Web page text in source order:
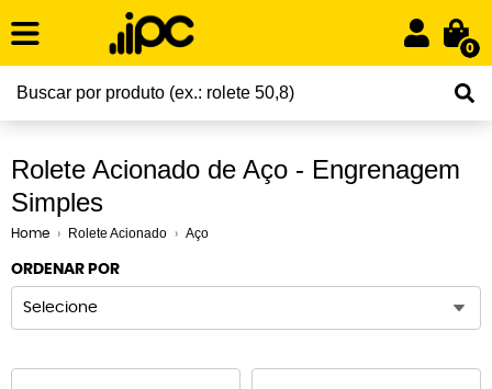
0
Rolete Acionado de Aço - Engrenagem
Simples
Home Rolete Acionado Aço
ORDENAR POR
Selecione